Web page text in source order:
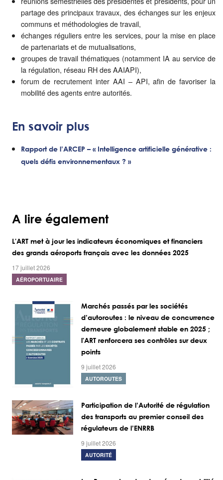
partage des principaux travaux, des échanges sur les enjeux
communs et méthodologies de travail,
échanges réguliers entre les services, pour la mise en place
de partenariats et de mutualisations,
groupes de travail thématiques (notamment IA au service de
la régulation, réseau RH des AAIAPI),
forum de recrutement inter AAI – API, afin de favoriser la
mobilité des agents entre autorités.
En savoir plus
Rapport de l’ARCEP – « Intelligence artificielle générative :
quels défis environnementaux ? »
A lire également
L'ART met à jour les indicateurs économiques et financiers
des grands aéroports français avec les données 2025
17 juillet 2026
AÉROPORTUAIRE
Marchés passés par les sociétés
d’autoroutes : le niveau de concurrence
demeure globalement stable en 2025 ;
l'ART renforcera ses contrôles sur deux
points
9 juillet 2026
AUTOROUTES
Participation de l’Autorité de régulation
des transports au premier conseil des
régulateurs de l’ENRRB
9 juillet 2026
AUTORITÉ